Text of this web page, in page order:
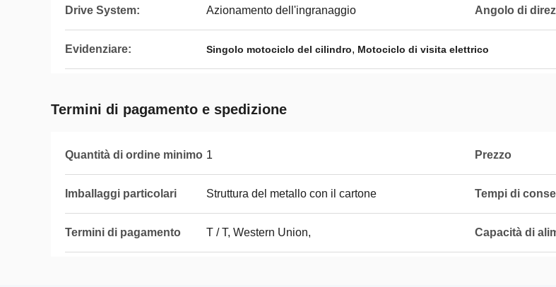
Drive System: Azionamento dell'ingranaggio Angolo di
Evidenziare: Singolo motociclo del cilindro, Motociclo di visita elettrico
Termini di pagamento e spedizione
Quantità di ordine minimo 1 Prezzo
Imballaggi particolari Struttura del metallo con il cartone Tempi di
Termini di pagamento T / T, Western Union, Capacità di